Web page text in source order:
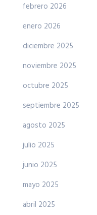
febrero 2026
enero 2026
diciembre 2025
noviembre 2025
octubre 2025
septiembre 2025
agosto 2025
julio 2025
junio 2025
mayo 2025
abril 2025